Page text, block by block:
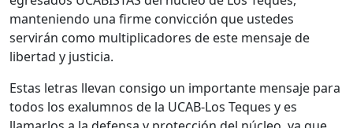
manteniendo una firme convicción que ustedes
servirán como multiplicadores de este mensaje de
libertad y justicia.
Estas letras llevan consigo un importante mensaje para
todos los exalumnos de la UCAB-Los Teques y es